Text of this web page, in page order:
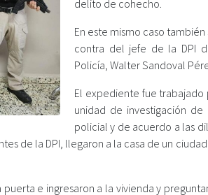
delito de cohecho.
En este mismo caso
contra del jefe de la DPI
Policía, Walter Sandoval
El expediente fue trabajado
unidad de investigación
policial y de acuerdo a las
de la DPI, llegaron a la casa de un
e ingresaron a la vivienda y